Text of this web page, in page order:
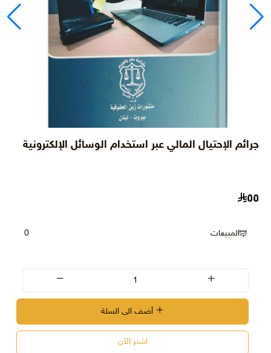
جرائم الإحتيال المالي عبر استخدام الوسائل الإلكترونية
٥٥
المبيعات 0
اشتر الآن